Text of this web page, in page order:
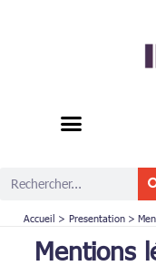
Rechercher
Accueil Presentation
Mentions